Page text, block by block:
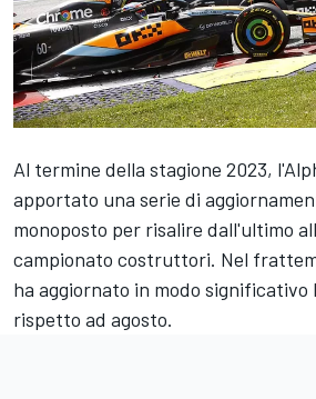
Al termine della stagione 2023,
apportato una serie di
monoposto per risalire dall'ultimo
campionato costruttori. Nel
ha aggiornato in modo significativo
rispetto ad agosto.